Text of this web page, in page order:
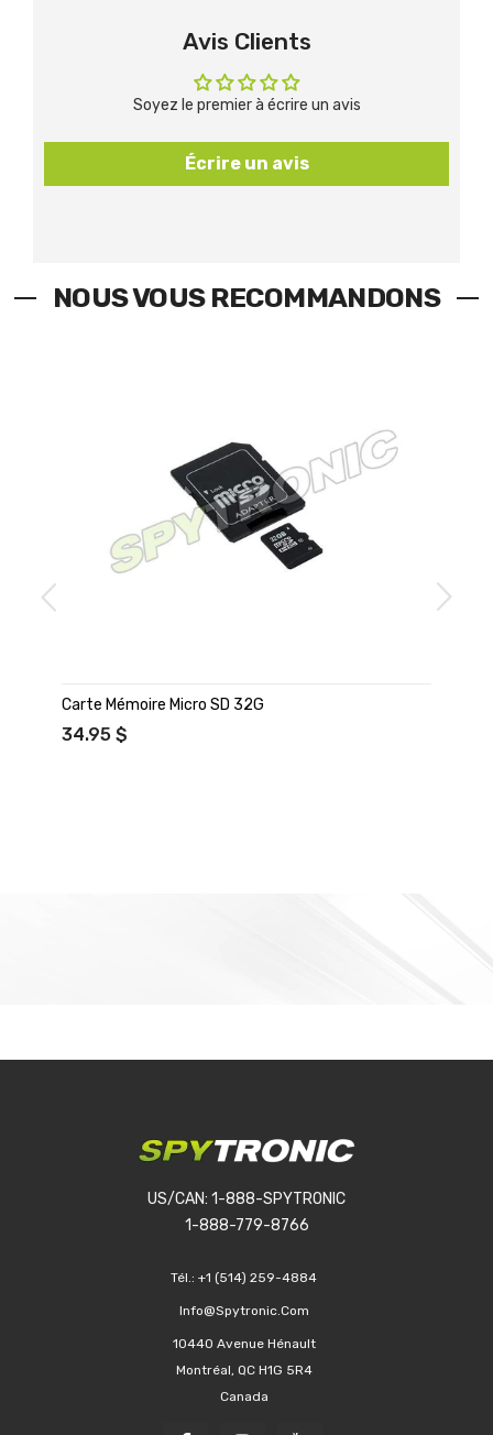
Avis Clients
Soyez le premier à écrire un avis
Écrire un avis
NOUS VOUS RECOMMANDONS
Carte Mémoire Micro SD 32G
34.95 $
US/CAN: 1-888-SPYTRONIC
1-888-779-8766
Tél.: +1 (514) 259-4884
Info@spytronic.com
10440 Avenue Hénault
Montréal, QC H1G 5R4
Canada